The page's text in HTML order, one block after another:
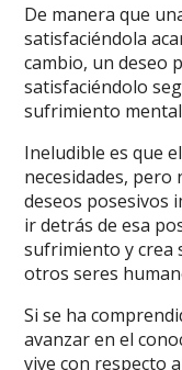
De manera que
satisfaciéndola
cambio, un deseo
satisfaciéndolo
sufrimiento
Ineludible es que
necesidades, pero
deseos posesivos
ir detrás de esa
sufrimiento y crea
otros seres
Si se ha
avanzar en el
vive con respecto